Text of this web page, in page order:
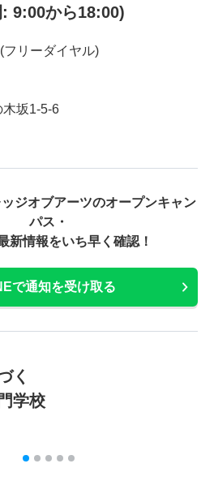
9:00から18:00)
フリーダイヤル)
坂1-5-6
ジオブアーツのオープンキャン
パス・
新情報をいち早く確認！
で通知を受け取る
く
学校